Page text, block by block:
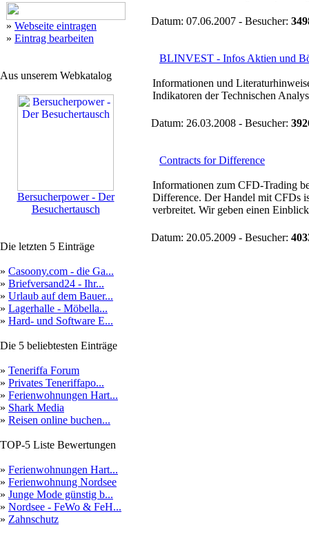
» Webseite eintragen
» Eintrag bearbeiten
Aus unserem Webkatalog
Bersucherpower - Der
Besuchertausch
Die letzten 5 Einträge
» Casoony.com - die Ga...
» Briefversand24 - Ihr...
» Urlaub auf dem Bauer...
» Lagerhalle - Möbella...
» Hard- und Software E...
Die 5 beliebtesten Einträge
» Teneriffa Forum
» Privates Teneriffapo...
» Ferienwohnungen Hart...
» Shark Media
» Reisen online buchen...
TOP-5 Liste Bewertungen
» Ferienwohnungen Hart...
» Ferienwohnung Nordsee
» Junge Mode günstig b...
» Nordsee - FeWo & FeH...
» Zahnschutz
Datum: 07.06.2007 - Besucher:
BLINVEST - Infos Aktien und
Informationen und
Indikatoren der Technischen
Datum: 26.03.2008 - Besucher:
Contracts for Difference
Informationen zum CFD-Trading
Difference. Der Handel mit CFDs
verbreitet. Wir geben einen
Datum: 20.05.2009 - Besucher: